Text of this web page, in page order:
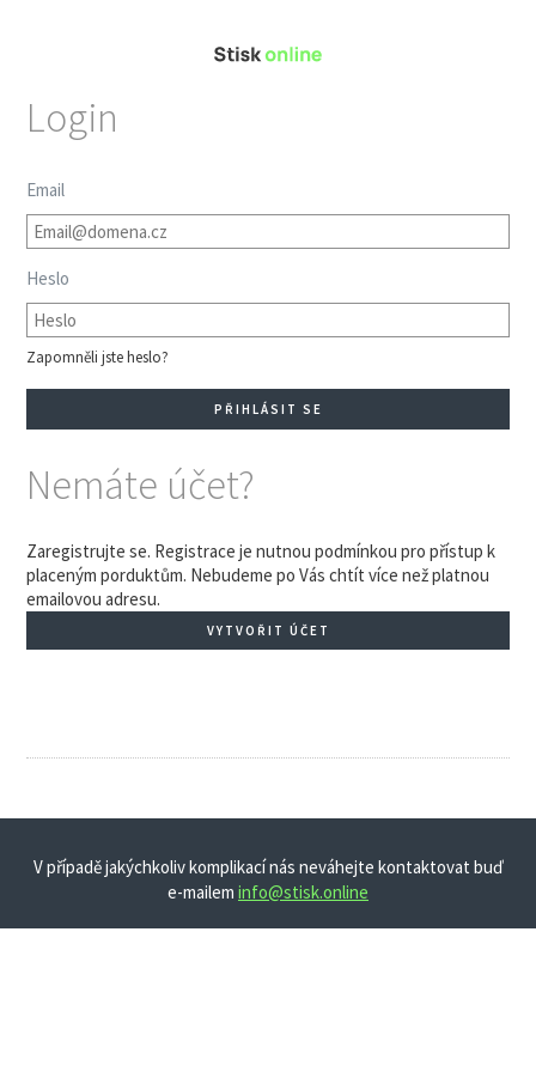
Login
Email
Heslo
Zapomněli jste heslo?
Nemáte účet?
Zaregistrujte se. Registrace je nutnou podmínkou pro přístup k
placeným porduktům. Nebudeme po Vás chtít více než platnou
emailovou adresu.
VYTVOŘIT ÚČET
V případě jakýchkoliv komplikací nás neváhejte kontaktovat buď
e-mailem info@stisk.online